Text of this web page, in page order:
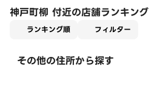
神戸町柳 付近の店舗ランキング
ランキング順 フィルター
その他の住所から探す